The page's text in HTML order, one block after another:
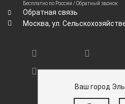
Ваш город
Бесплатно по России /Обратный звонок
Обратная связь
Москва, ул.
©